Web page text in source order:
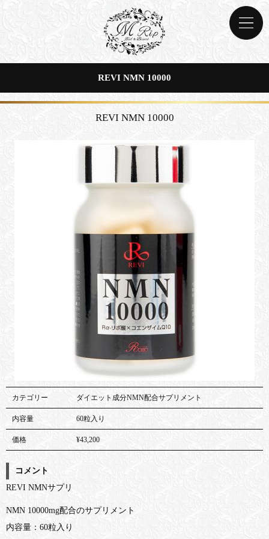
REVI NMN 10000
REVI NMN 10000
カテゴリー ダイエット成分NMN配合サプリメント
内容量 60粒入り
価格 ¥43,200
コメント
REVI NMNサプリ
NMN 10000mg配合のサプリメント
内容量：60粒入り